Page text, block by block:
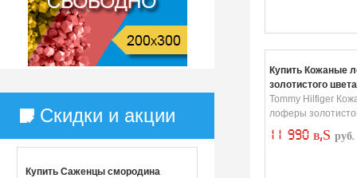
Скидки и акции
Купить Саженцы смородина
Купить Кожаные
золотистого цвета
Tommy Hilfiger
лоферы
11 990 в‚Ѕ руб.